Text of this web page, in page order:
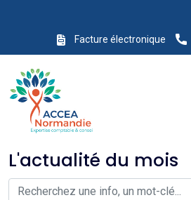
Facture électronique
L'actualité du mois